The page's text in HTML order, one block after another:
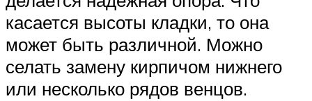
касается высоты кладки, то она
может быть различной. Можно
селать замену кирпичом нижнего
или несколько рядов венцов.